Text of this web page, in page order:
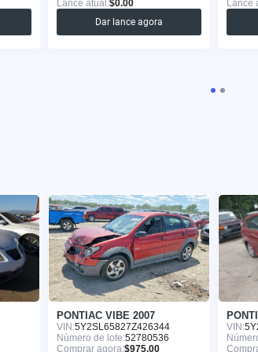
Lance atual:$0.00
Dar lance agora
Lance
PONTIAC VIBE 2007
VIN:5Y2SL65827Z426344
Número de lote:52780536
Comprar agora:$975.00
VIN: